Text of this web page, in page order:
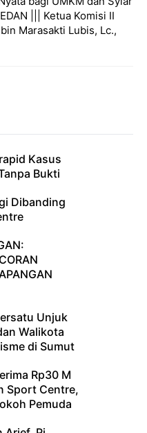
||| Ketua Komisi II
Marasakti Lubis, Lc.,
Kasus
Bukti
Dibanding
Unjuk
Walikota
di Sumut
Rp30 M
Sport Centre,
Pemuda